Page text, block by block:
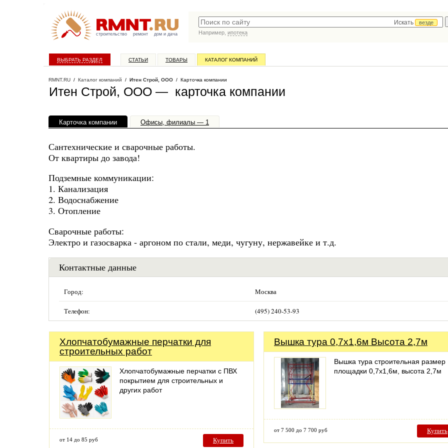
строительство ремонт дом и дача
Искать
везде
Например, ипотека
ВЫБРАТЬ РАЗДЕЛ СТАТЬИ ТОВАРЫ КАТАЛОГ КОМПАНИЙ
RMNT.RU / Каталог компаний / Итен Строй, ООО / Карточка компании
Итен Строй, ООО — карточка компании
Карточка компании Офисы, филиалы — 1
Сантехнические и сварочные работы.
От квартиры до завода!
Подземные коммуникации:
1. Канализация
2. Водоснабжение
3. Отопление
Сварочные работы:
Электро и газосварка - аргоном по стали, меди, чугуну, нержавейке и т.д.
Контактные данные
Город: Москва
Телефон: (495) 240-53-93
Хлопчатобумажные перчатки для
строительных работ
Хлопчатобумажные перчатки с ПВХ
покрытием для строительных и
других работ
от 14 до 85 руб Купить
Вышка тура 0,7х1,6м Высота 2,7м
Вышка тура строительная размер
площадки 0,7х1,6м, высота 2,7м
от 7 500 до 7 700 руб Купить